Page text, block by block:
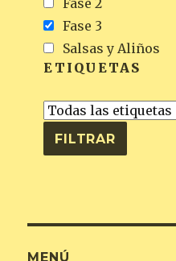
Fase 2
Fase 3
Salsas y Aliños
ETIQUETAS
MENÚ